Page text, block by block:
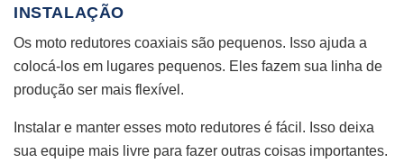
INSTALAÇÃO
Os moto redutores coaxiais são pequenos. Isso ajuda a
colocá-los em lugares pequenos. Eles fazem sua linha de
produção ser mais flexível.
Instalar e manter esses moto redutores é fácil. Isso deixa
sua equipe mais livre para fazer outras coisas importantes.